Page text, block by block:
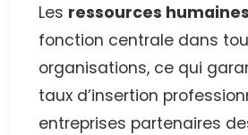
Les ressources humaines
fonction centrale dans
organisations, ce qui
taux d’insertion
entreprises partenaires